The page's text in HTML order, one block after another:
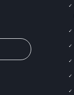
✓
✓
✓
✓
✓
✓